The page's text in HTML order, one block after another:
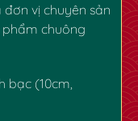
vị chuyên sản
chuông
bạc (10cm,